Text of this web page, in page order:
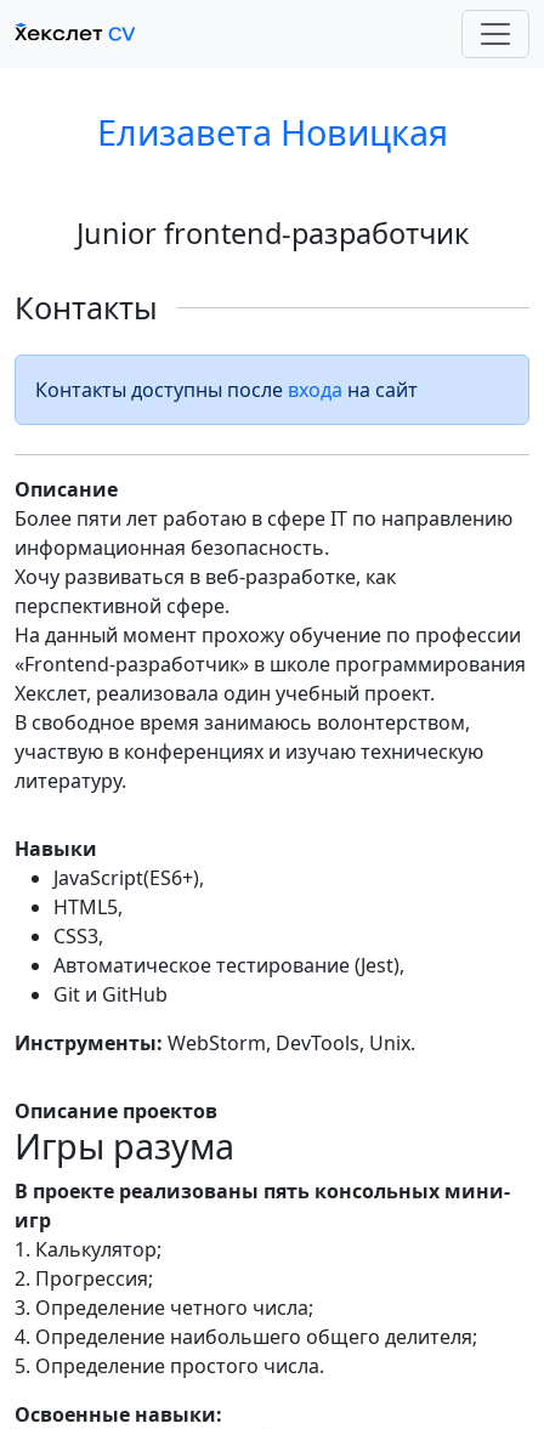
Елизавета Новицкая
Junior frontend-разработчик
Контакты
Контакты доступны после входа на сайт
Описание
Более пяти лет работаю в сфере IT по направлению
информационная безопасность.
Хочу развиваться в веб-разработке, как
перспективной сфере.
На данный момент прохожу обучение по профессии
«Frontend-разработчик» в школе программирования
Хекслет, реализовала один учебный проект.
В свободное время занимаюсь волонтерством,
участвую в конференциях и изучаю техническую
литературу.
Навыки
JavaScript(ES6+),
HTML5,
CSS3,
Автоматическое тестирование (Jest),
Git и GitHub
Инструменты: WebStorm, DevTools, Unix.
Описание проектов
Игры разума
В проекте реализованы пять консольных мини-
игр
1. Калькулятор;
2. Прогрессия;
3. Определение четного числа;
4. Определение наибольшего общего делителя;
5. Определение простого числа.
Освоенные навыки: